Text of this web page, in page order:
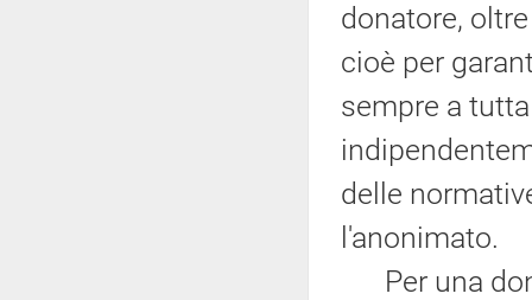
donatore,
cioè per
sempre a
delle
l'anonimato.
Per una